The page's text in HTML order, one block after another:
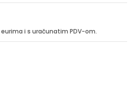
i s uračunatim PDV-om.